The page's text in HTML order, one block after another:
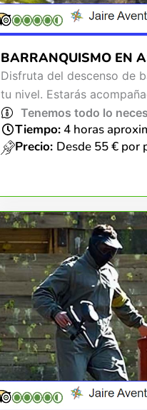
BARRANQUISMO EN
Disfruta del descenso de
tu nivel. Estarás
Tenemos todo lo
Tiempo:4 horas
Precio: Desde 55 € por